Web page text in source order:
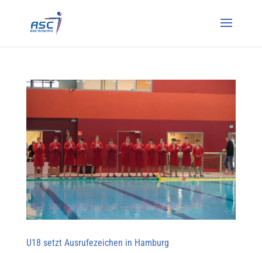
U18 setzt Ausrufezeichen in Hamburg